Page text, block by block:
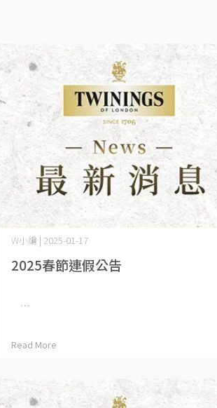
2025春節連假公告
W小編 | 2025-01-17
⋯
Read More